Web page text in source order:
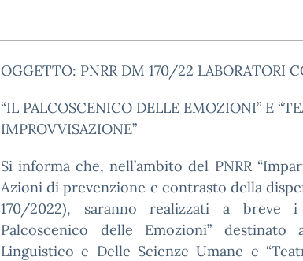
OGGETTO: PNRR DM 170/22 LABORATORI
“IL PALCOSCENICO DELLE EMOZIONI” E
IMPROVVISAZIONE”
Si informa che, nell’ambito del PNRR
Azioni di prevenzione e contrasto della
170/2022), saranno realizzati a
Palcoscenico delle Emozioni”
Linguistico e Delle Scienze Umane e